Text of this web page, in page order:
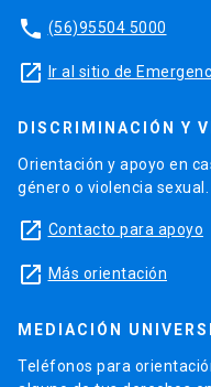
phone (56)95504 5000
launch Ir al sitio de
DISCRIMINACIÓN Y
Orientación y apoyo en
género o violencia sexual.
launch Contacto para apoyo
launch Más orientación
MEDIACIÓN
Teléfonos para